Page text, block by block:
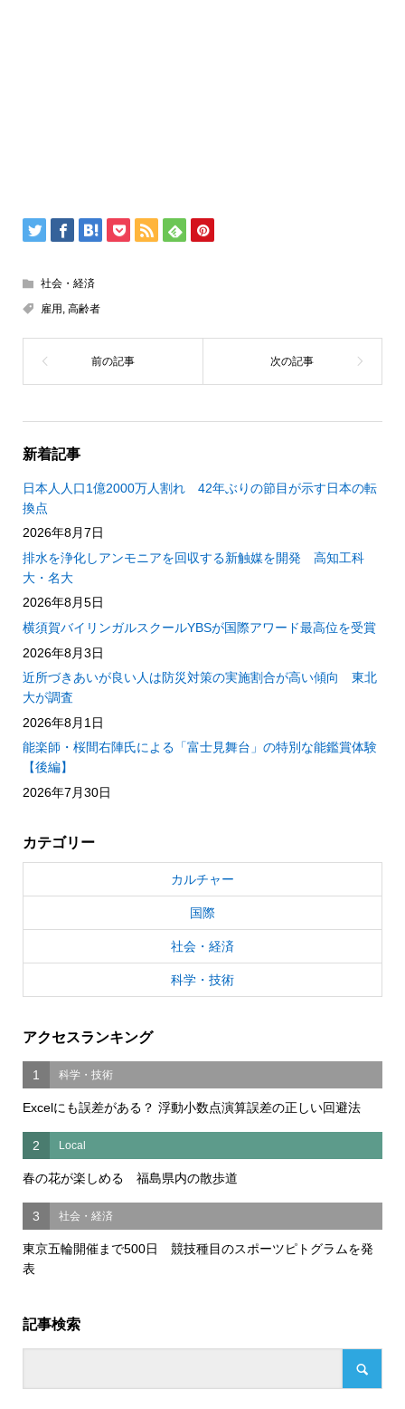
社会・経済
雇用 高齢者
新着記事
日本人人口1億2000万人割れ 42年ぶりの節目が示す日本の転
換点
2026年8月7日
排水を浄化しアンモニアを回収する新触媒を開発 高知工科
大・名大
2026年8月5日
横須賀バイリンガルスクールYBSが国際アワード最高位を受賞
2026年8月3日
近所づきあいが良い人は防災対策の実施割合が高い傾向 東北
大が調査
2026年8月1日
能楽師・桜間右陣氏による「富士見舞台」の特別な能鑑賞体験
【後編】
2026年7月30日
カテゴリー
カルチャー
国際
社会・経済
科学・技術
アクセスランキング
1 科学・技術
Excelにも誤差がある？ 浮動小数点演算誤差の正しい回避法
2 Local
春の花が楽しめる 福島県内の散歩道
3 社会・経済
東京五輪開催まで500日 競技種目のスポーツピトグラムを発
表
記事検索